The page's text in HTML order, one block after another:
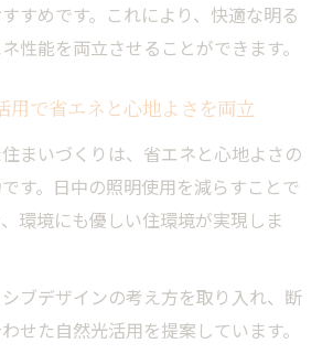
かすパッシブデザインの実践につ
実践するパッシブデザインの基本
を読む工務店のパッシブ設計ポイ
デザインに強い工務店の自然光活
実現するパッシブデザインと採光
すめです。これにより、快適な明る
性能を両立させることができます。
用で省エネと心地よさを両立
まいづくりは、省エネと心地よさの
す。日中の照明使用を減らすことで
環境にも優しい住環境が実現しま
ブデザインの考え方を取り入れ、断
せた自然光活用を提案しています。